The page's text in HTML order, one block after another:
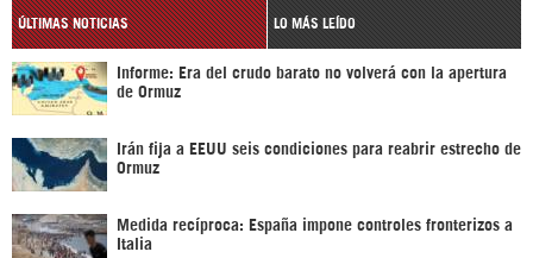
ÚLTIMAS NOTICIAS LO MÁS LEÍDO
Informe: Era del crudo barato no volverá con la apertura
de Ormuz
Irán fija a EEUU seis condiciones para reabrir estrecho de
Ormuz
Medida recíproca: España impone controles fronterizos a
Italia